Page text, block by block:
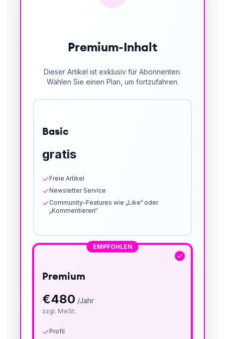
Premium-Inhalt
Dieser Artikel ist exklusiv für Abonnenten.
Wählen Sie einen Plan, um fortzufahren.
Basic
gratis
Freie Artikel
Newsletter Service
Community-Features wie „Like“ oder
„Kommentieren“
EMPFOHLEN
Premium
€480 /Jahr
zzgl. MwSt.
Profil